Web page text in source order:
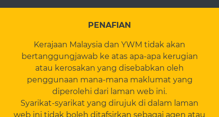
PENAFIAN
Kerajaan Malaysia dan YWM tidak akan
bertanggungjawab ke atas apa-apa kerugian
atau kerosakan yang disebabkan oleh
penggunaan mana-mana maklumat yang
diperolehi dari laman web ini.
Syarikat-syarikat yang dirujuk di dalam laman
web ini tidak boleh ditafsirkan sebagai agen atau